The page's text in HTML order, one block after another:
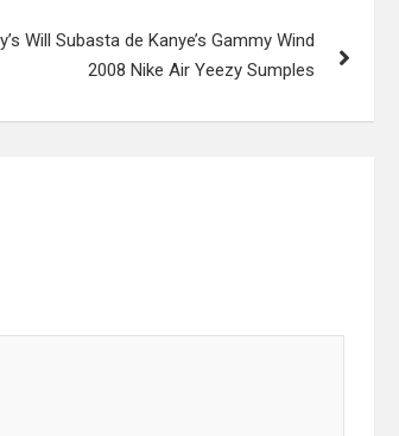
Will Subasta de Kanye’s Gammy Wind
2008 Nike Air Yeezy Sumples